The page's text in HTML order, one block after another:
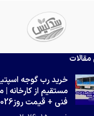
خرید رب گوجه
مستقیم از
فنی + قیمت روز2026